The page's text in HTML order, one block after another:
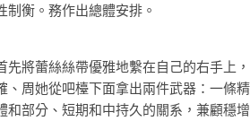
制衡。務作出總體安排。
將蕾絲絲帶優雅地繫在自己的右手上
周她從吧檯下面拿出兩件武器：一條
部分、短期和中持久的關系，兼顧穩